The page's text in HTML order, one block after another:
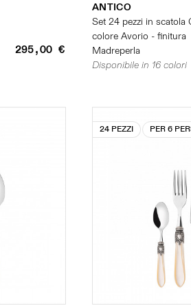
295,00 €
ANTICO
Set 24 pezzi in scatola
colore Avorio - finitura
Madreperla
Disponibile in 16 colori
24 PEZZI PER 6